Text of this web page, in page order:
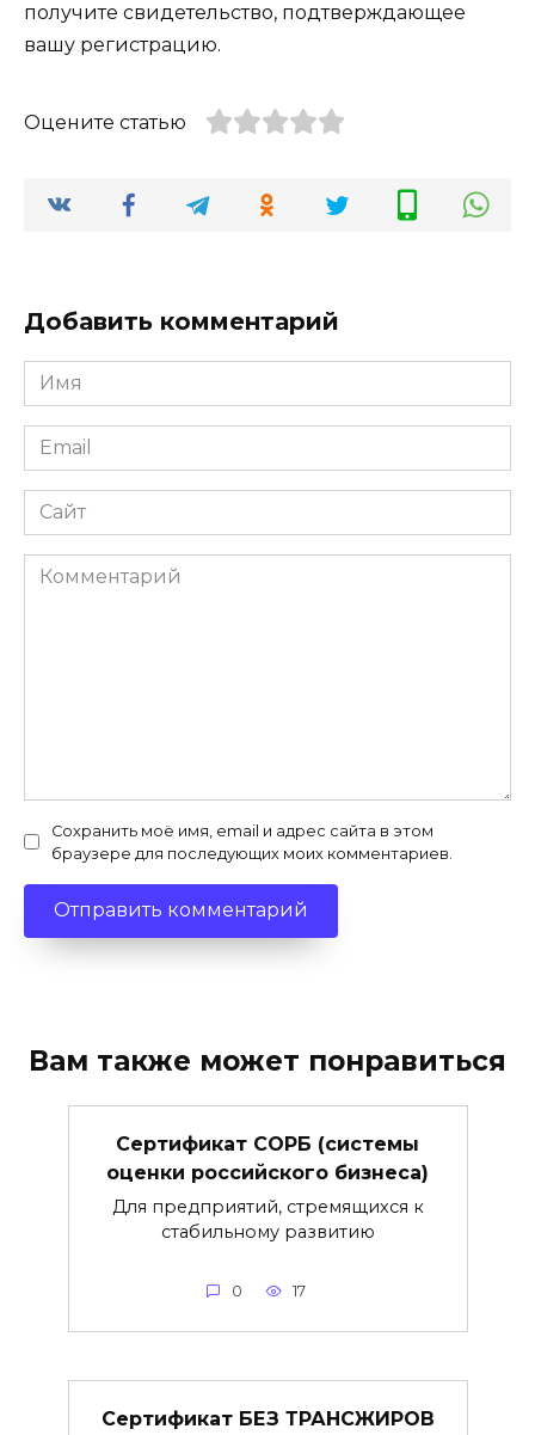
получите свидетельство, подтверждающее
вашу регистрацию.
Оцените статью
Добавить комментарий
Имя
*
Email
*
Сайт
Комментарий
Сохранить моё имя, email и адрес сайта в этом
браузере для последующих моих комментариев.
Вам также может понравиться
Сертификат СОРБ (системы
оценки российского бизнеса)
Для предприятий, стремящихся к
стабильному развитию
0 17
Сертификат БЕЗ ТРАНСЖИРОВ